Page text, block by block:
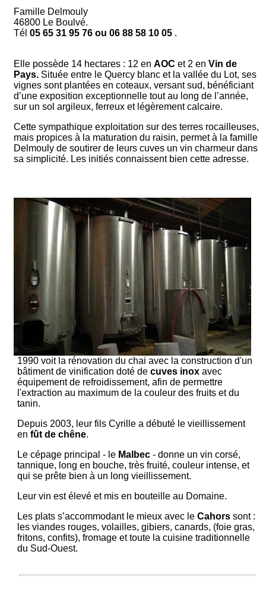
Famille Delmouly
46800 Le Boulvé.
Tél 05 65 31 95 76 ou 06 88 58 10 05 .
Elle possède 14 hectares : 12 en AOC et 2 en Vin de
Pays. Située entre le Quercy blanc et la vallée du Lot, ses
vignes sont plantées en coteaux, versant sud, bénéficiant
d’une exposition exceptionnelle tout au long de l’année,
sur un sol argileux, ferreux et légèrement calcaire.
Cette sympathique exploitation sur des terres rocailleuses,
mais propices à la maturation du raisin, permet à la famille
Delmouly de soutirer de leurs cuves un vin charmeur dans
sa simplicité. Les initiés connaissent bien cette adresse.
1990 voit la rénovation du chai avec la construction d'un
bâtiment de vinification doté de cuves inox avec
équipement de refroidissement, afin de permettre
l'extraction au maximum de la couleur des fruits et du
tanin.
Depuis 2003, leur fils Cyrille a débuté le vieillissement
en fût de chêne.
Le cépage principal - le Malbec - donne un vin corsé,
tannique, long en bouche, très fruité, couleur intense, et
qui se prête bien à un long vieillissement.
Leur vin est élevé et mis en bouteille au Domaine.
Les plats s’accommodant le mieux avec le Cahors sont :
les viandes rouges, volailles, gibiers, canards, (foie gras,
fritons, confits), fromage et toute la cuisine traditionnelle
du Sud-Ouest.